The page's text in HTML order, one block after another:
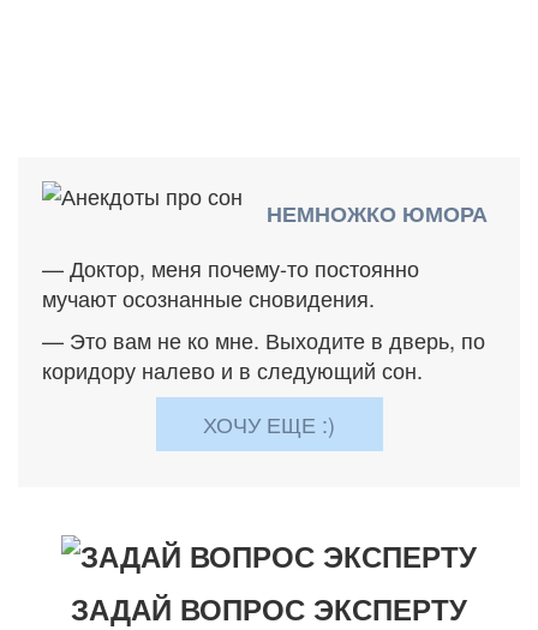
НЕМНОЖКО ЮМОРА
— Доктор, меня почему-то постоянно
мучают осознанные сновидения.
— Это вам не ко мне. Выходите в дверь, по
коридору налево и в следующий сон.
ХОЧУ ЕЩЕ :)
ЗАДАЙ ВОПРОС ЭКСПЕРТУ